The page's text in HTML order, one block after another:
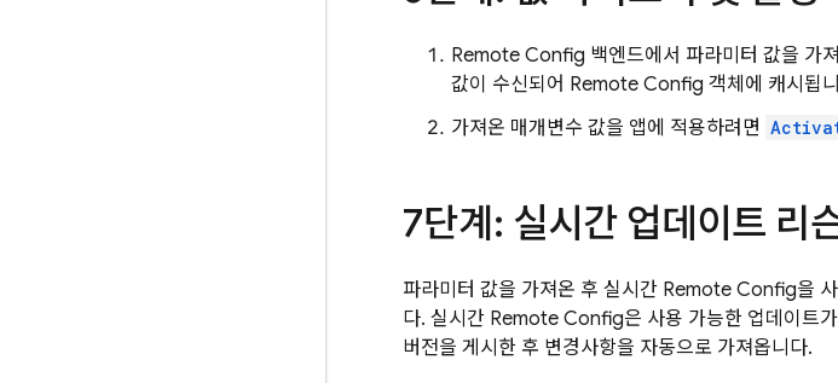
Remote Config 백엔드에서 파라미터 값을 가
값이 수신되어 Remote Config 객체에 캐시됩
가져온 매개변수 값을 앱에 적용하려면
7단계: 실시간 업데이트 리
파라미터 값을 가져온 후 실시간 Remote Config을
다. 실시간 Remote Config은 사용 가능한 업데이트
버전을 게시한 후 변경사항을 자동으로 가져옵니다.